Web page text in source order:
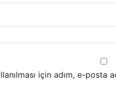
için adım, e-